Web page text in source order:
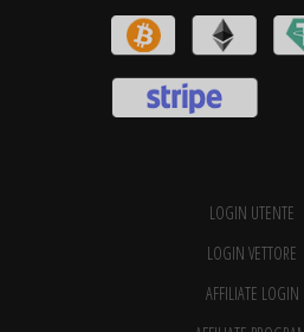
LOGIN UTENTE
LOGIN VETTORE
AFFILIATE LOGIN